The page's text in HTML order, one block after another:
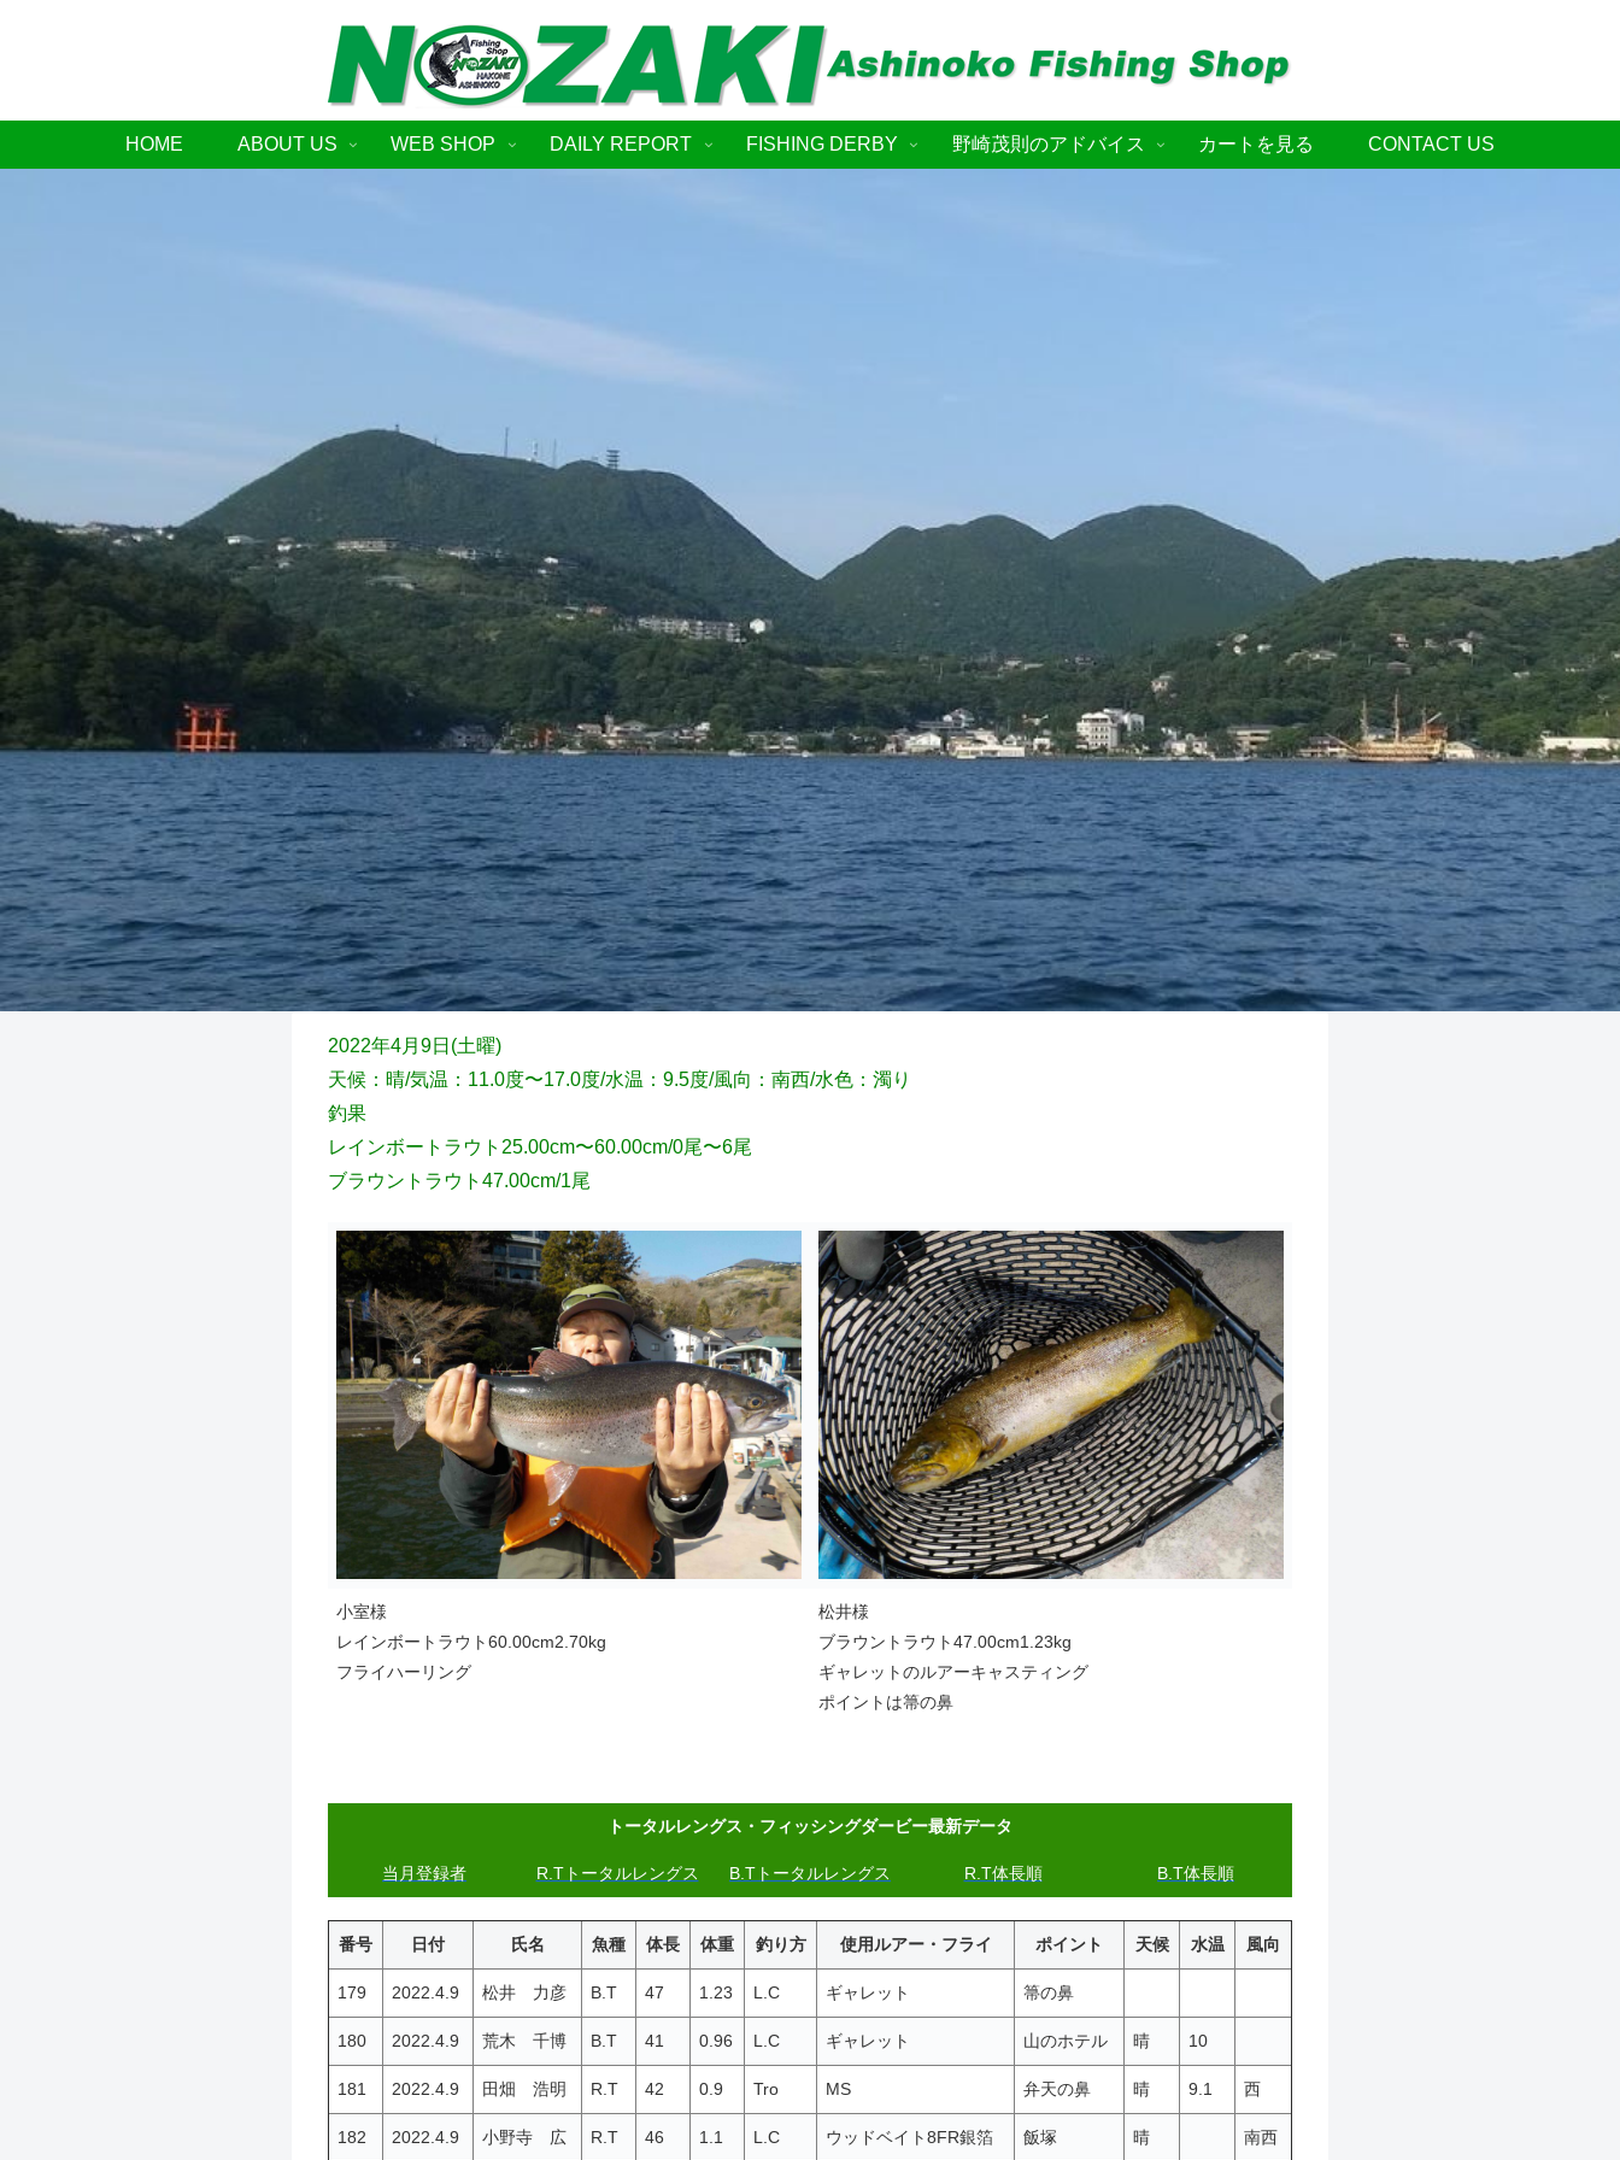
HOME ABOUT US WEB SHOP DAILY REPORT FISHING DERBY 野崎茂則のアドバイス カートを見る CONTACT US
2022年4月9日(土曜)
天候：晴/気温：11.0度〜17.0度/水温：9.5度/風向：南西/水色：濁り
釣果
レインボートラウト25.00cm〜60.00cm/0尾〜6尾
ブラウントラウト47.00cm/1尾
小室様
レインボートラウト60.00cm2.70kg
フライハーリング
松井様
ブラウントラウト47.00cm1.23kg
ギャレットのルアーキャスティング
ポイントは箒の鼻
トータルレングス・フィッシングダービー最新データ
当月登録者 R.Tトータルレングス B.Tトータルレングス R.T体長順 B.T体長順
番号 日付 氏名 魚種 体長 体重 釣り方 使用ルアー・フライ ポイント 天候 水温 風向
179 2022.4.9 松井 力彦 B.T 47 1.23 L.C ギャレット 箒の鼻
180 2022.4.9 荒木 千博 B.T 41 0.96 L.C ギャレット 山のホテル 晴 10
181 2022.4.9 田畑 浩明 R.T 42 0.9 Tro MS 弁天の鼻 晴 9.1 西
182 2022.4.9 小野寺 広 R.T 46 1.1 L.C ウッドベイト8FR銀箔 飯塚 晴 南西